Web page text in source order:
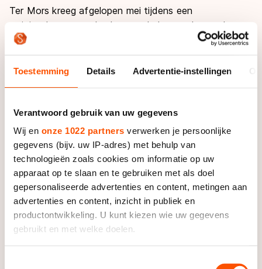
Toestemming Details Advertentie-instellingen
Verantwoord gebruik van uw gegevens
Wij en onze 1022 partners verwerken je persoonlijke
gegevens (bijv. uw IP-adres) met behulp van
technologieën zoals cookies om informatie op uw
apparaat op te slaan en te gebruiken met als doel
gepersonaliseerde advertenties en content, metingen aan
advertenties en content, inzicht in publiek en
productontwikkeling. U kunt kiezen wie uw gegevens
gebruikt en met welke doelen.
Ter Mors kreeg afgelopen mei tijdens een
trainingskamp van de shorttrackploeg te horen dat
haar vader, die haar eind vorig jaar nog Nederlands
kampioen allround zag worden, na een lang ziekbed
was overleden.
bekent Ter Mors eerlijk. "Daarom gaat het nu nog niet
zoals ik zou willen. Mijn emoties spelen een grote rol in
mijn trainingen en dat is een beperkende factor. Dat
gaat gewoon niet. Ik merk dat ik sneller prikkelbaar
ben, sneller geïrriteerd, sneller negatief. Waar ik juist
het positieve zou moeten benadrukken."
Na het overlijden van haar vader keerde Ter Mors
terug uit het trainingskamp, maar na een week was de
schaatsster al weer teruggekeerd bij de rest van de